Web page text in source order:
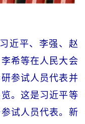
近平、李强、赵
希等在人民大会
参试人员代表并
。这是习近平等
试人员代表。新